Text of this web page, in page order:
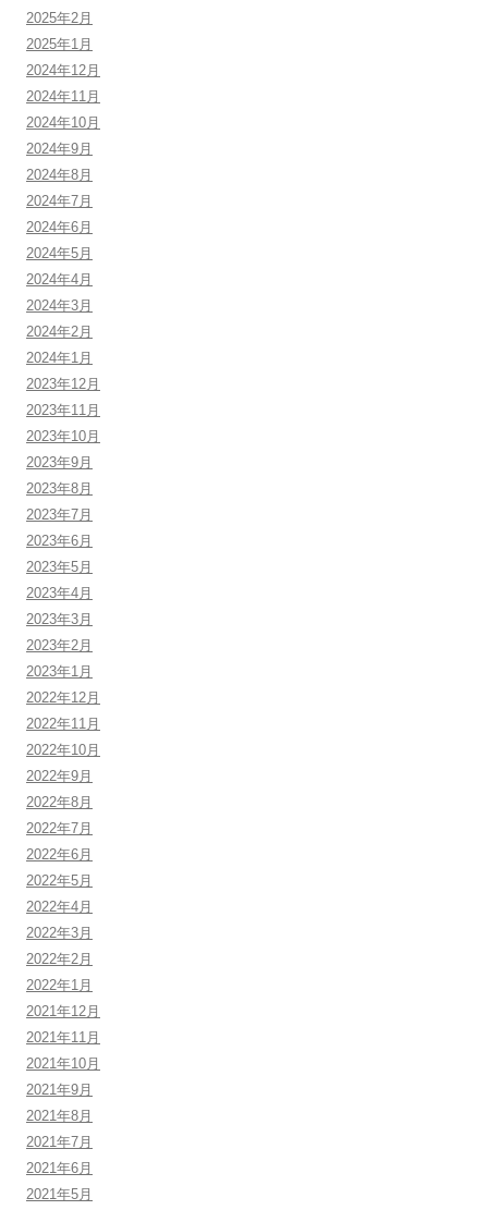
2025年2月
2025年1月
2024年12月
2024年11月
2024年10月
2024年9月
2024年8月
2024年7月
2024年6月
2024年5月
2024年4月
2024年3月
2024年2月
2024年1月
2023年12月
2023年11月
2023年10月
2023年9月
2023年8月
2023年7月
2023年6月
2023年5月
2023年4月
2023年3月
2023年2月
2023年1月
2022年12月
2022年11月
2022年10月
2022年9月
2022年8月
2022年7月
2022年6月
2022年5月
2022年4月
2022年3月
2022年2月
2022年1月
2021年12月
2021年11月
2021年10月
2021年9月
2021年8月
2021年7月
2021年6月
2021年5月